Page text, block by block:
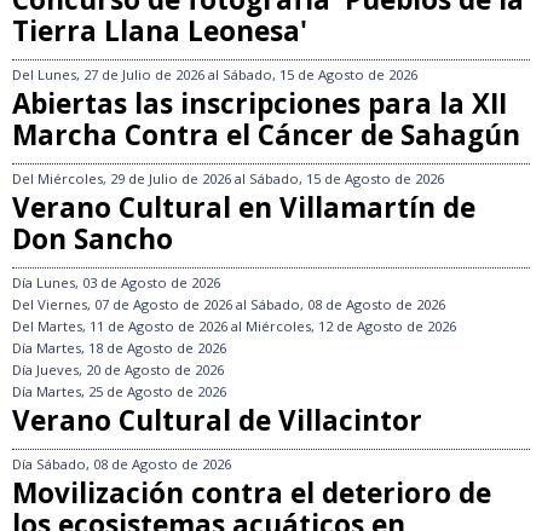
Tierra Llana Leonesa'
Del Lunes, 27 de Julio de 2026 al Sábado, 15 de Agosto de 2026
Abiertas las inscripciones para la XII
Marcha Contra el Cáncer de Sahagún
Del Miércoles, 29 de Julio de 2026 al Sábado, 15 de Agosto de 2026
Verano Cultural en Villamartín de
Don Sancho
Día Lunes, 03 de Agosto de 2026
Del Viernes, 07 de Agosto de 2026 al Sábado, 08 de Agosto de 2026
Del Martes, 11 de Agosto de 2026 al Miércoles, 12 de Agosto de 2026
Día Martes, 18 de Agosto de 2026
Día Jueves, 20 de Agosto de 2026
Día Martes, 25 de Agosto de 2026
Verano Cultural de Villacintor
Día Sábado, 08 de Agosto de 2026
Movilización contra el deterioro de